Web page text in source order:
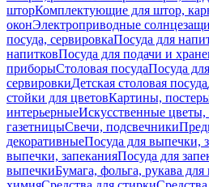
шторКомплектующие для штор,
оконЭлектроприводные
посуда, сервировкаПосуда для
напитковПосуда для подачи и
приборыСтоловая посудаПосуда
сервировкиДетская столовая посуда
стойки для цветовКартины,
интерьерныеИскусственные цветы,
газетницыСвечи, подсвечники
декоративныеПосуда для выпечки,
выпечки, запеканияПосуда для
выпечкиБумага, фольга, рукава